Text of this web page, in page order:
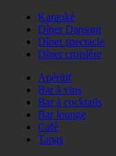
Karaoké
Dîner Dansant
Dîner spectacle
Dîner croisière
Apéritif
Bar à vins
Bar à cocktails
Bar lounge
Café
Tapas